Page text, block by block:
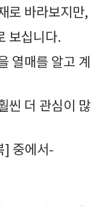
로 바라보지만,
보십니다.
열매를 알고 계
씬 더 관심이 많
] 중에서-